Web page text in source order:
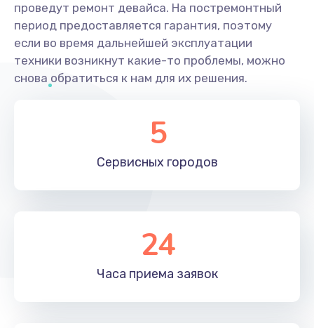
проведут ремонт девайса. На постремонтный
период предоставляется гарантия, поэтому
если во время дальнейшей эксплуатации
техники возникнут какие-то проблемы, можно
снова обратиться к нам для их решения.
5
Сервисных городов
24
Часа приема заявок